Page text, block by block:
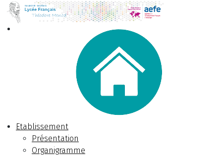
Etablissement
Présentation
Organigramme